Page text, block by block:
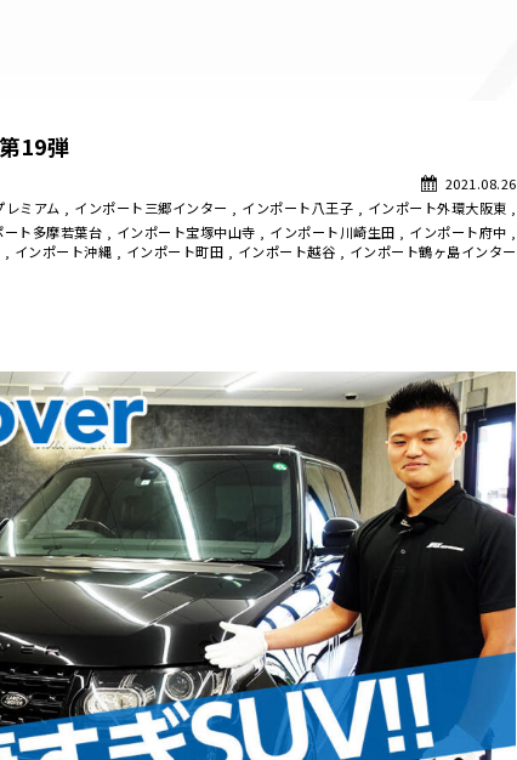
19弾
2021.08.26
レミアム , インポート三郷インター , インポート八王子 , インポート外環大阪東 ,
ート多摩若葉台 , インポート宝塚中山寺 , インポート川崎生田 , インポート府中 ,
, インポート沖縄 , インポート町田 , インポート越谷 , インポート鶴ヶ島インター